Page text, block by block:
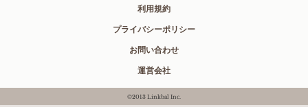
利用規約
プライバシーポリシー
お問い合わせ
運営会社
©2013 Linkbal Inc.